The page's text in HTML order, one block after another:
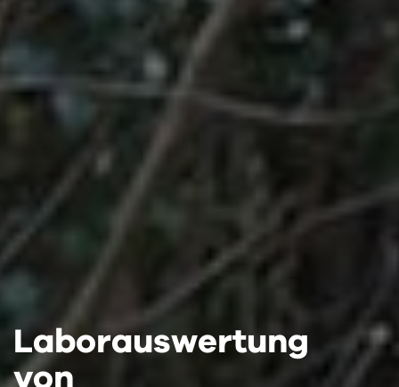
Laborauswertung
von
Laborauswertung
von
Laborauswertung
von